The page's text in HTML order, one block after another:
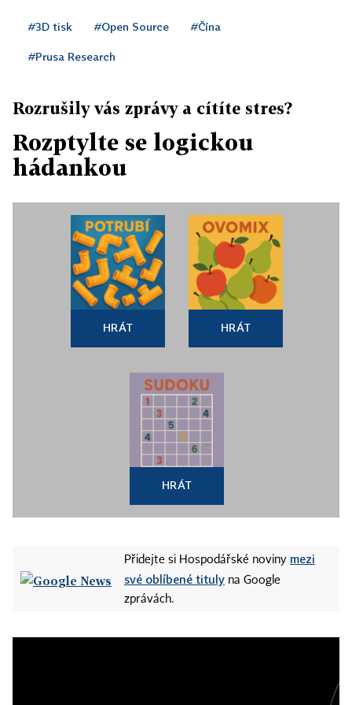
#3D tisk #Open Source #Čína
#Prusa Research
Rozrušily vás zprávy a cítíte stres?
Rozptylte se logickou
hádankou
HRÁT HRÁT
HRÁT
Přidejte si Hospodářské noviny mezi
své oblíbené tituly na Google
zprávách.